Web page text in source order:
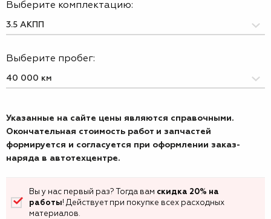
Выберите комплектацию:
Выберите пробег:
Указанные на сайте цены являются справочными.
Окончательная стоимость работ и запчастей
формируется и согласуется при оформлении заказ-
наряда в автотехцентре.
Вы у нас первый раз? Тогда вам скидка 20% на
работы! Действует при покупке всех расходных
материалов.